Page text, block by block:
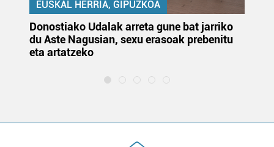
EUSKAL HERRIA, GIPUZKOA
Donostiako Udalak arreta gune bat jarriko
du Aste Nagusian, sexu erasoak prebenitu
eta artatzeko